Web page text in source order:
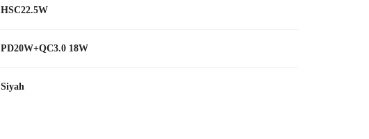
HSC22.5W
PD20W+QC3.0 18W
Siyah